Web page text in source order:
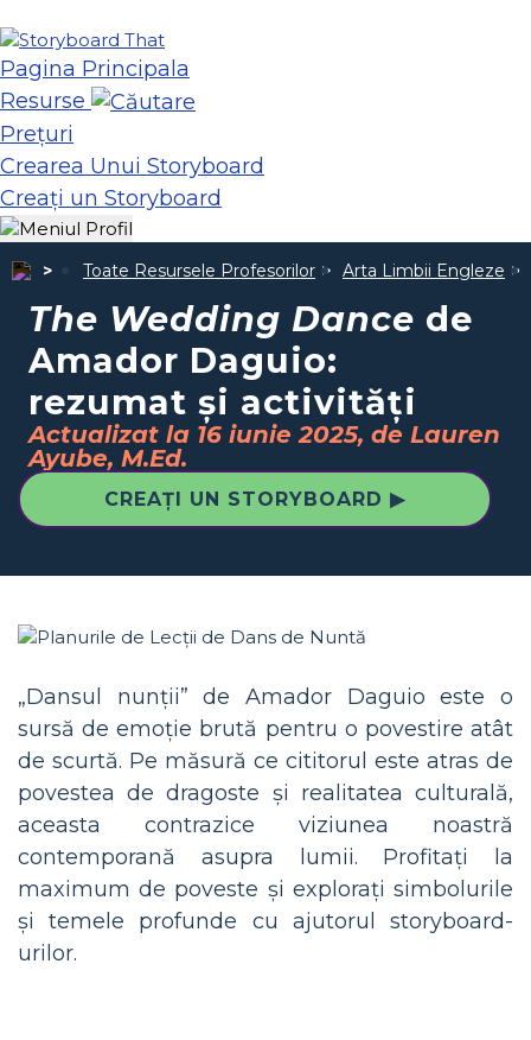
Pagina Principala
Resurse
Prețuri
Crearea Unui Storyboard
Creați un Storyboard
Toate Resursele Profesorilor Arta Limbii Engleze
The Wedding Dance de
Amador Daguio:
rezumat și activități
Actualizat la 16 iunie 2025, de Lauren
Ayube, M.Ed.
CREAȚI UN STORYBOARD ▶
„Dansul nunții” de Amador Daguio este o
sursă de emoție brută pentru o povestire atât
de scurtă. Pe măsură ce cititorul este atras de
povestea de dragoste și realitatea culturală,
aceasta contrazice viziunea noastră
contemporană asupra lumii. Profitați la
maximum de poveste și explorați simbolurile
și temele profunde cu ajutorul storyboard-
urilor.